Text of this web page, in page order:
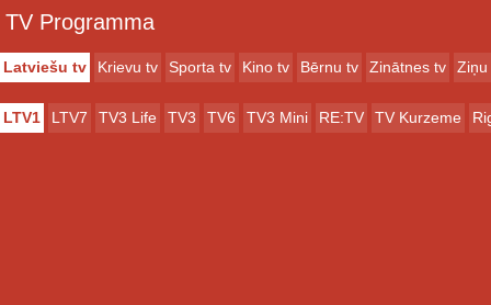
TV Programma
Latviešu tv Krievu tv Sporta tv Kino tv Bērnu tv Zinātnes tv Ziņu
LTV1 LTV7 TV3 Life TV3 TV6 TV3 Mini RE:TV TV Kurzeme